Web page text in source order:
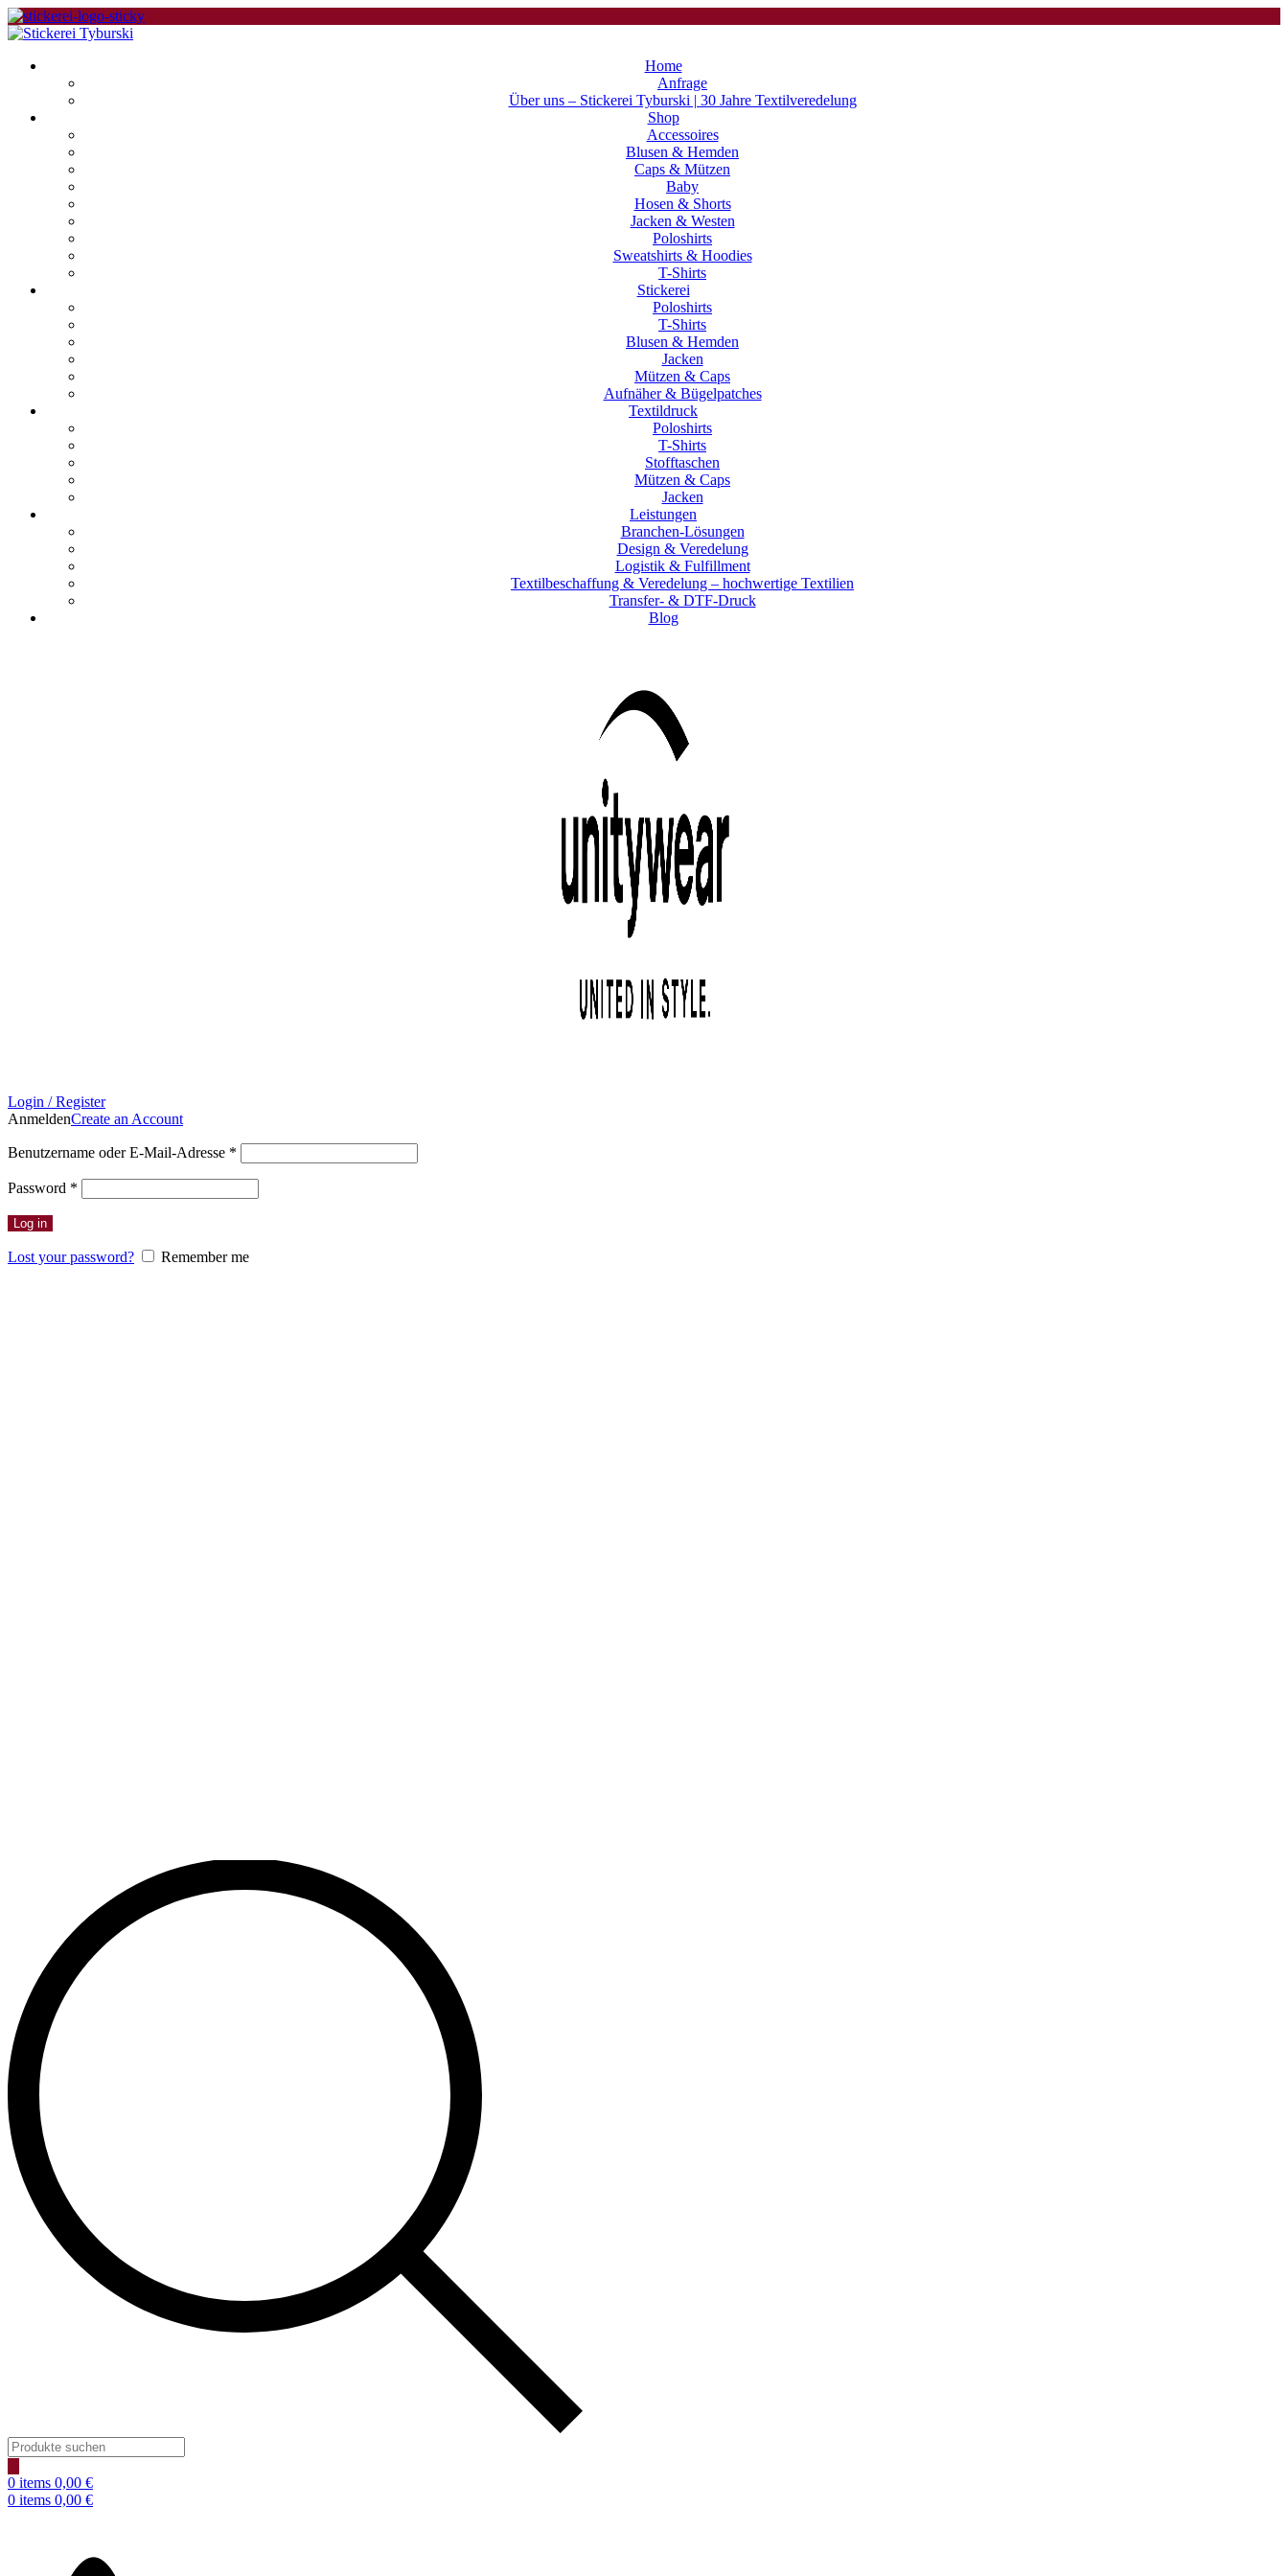
Home
Anfrage
Über uns – Stickerei Tyburski | 30 Jahre Textilveredelung
Shop
Accessoires
Blusen & Hemden
Caps & Mützen
Baby
Hosen & Shorts
Jacken & Westen
Poloshirts
Sweatshirts & Hoodies
T-Shirts
Stickerei
Poloshirts
T-Shirts
Blusen & Hemden
Jacken
Mützen & Caps
Aufnäher & Bügelpatches
Textildruck
Poloshirts
T-Shirts
Stofftaschen
Mützen & Caps
Jacken
Leistungen
Branchen-Lösungen
Design & Veredelung
Logistik & Fulfillment
Textilbeschaffung & Veredelung – hochwertige Textilien
Transfer- & DTF-Druck
Blog
Login / Register
AnmeldenCreate an Account
Benutzername oder E-Mail-Adresse *
Password *
Log in
Lost your password? Remember me
Products
search
0 items 0,00 €
0 items 0,00 €